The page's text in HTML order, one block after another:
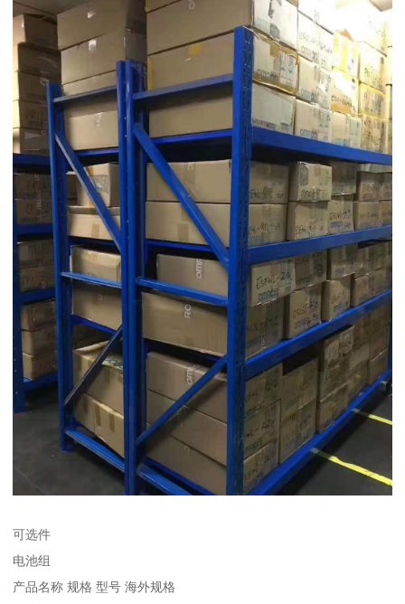
可选件
电池组
产品名称 规格 型号 海外规格